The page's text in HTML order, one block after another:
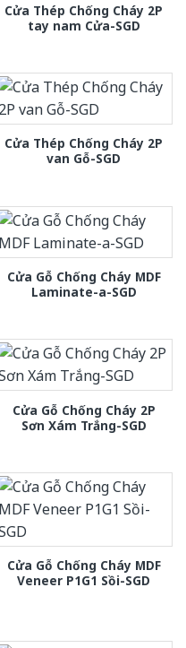
Cửa Thép Chống Cháy 2P
tay nam Cửa-SGD
Cửa Thép Chống Cháy 2P
van Gỗ-SGD
Cửa Gỗ Chống Cháy MDF
Laminate-a-SGD
Cửa Gỗ Chống Cháy 2P
Sơn Xám Trắng-SGD
Cửa Gỗ Chống Cháy MDF
Veneer P1G1 Sồi-SGD